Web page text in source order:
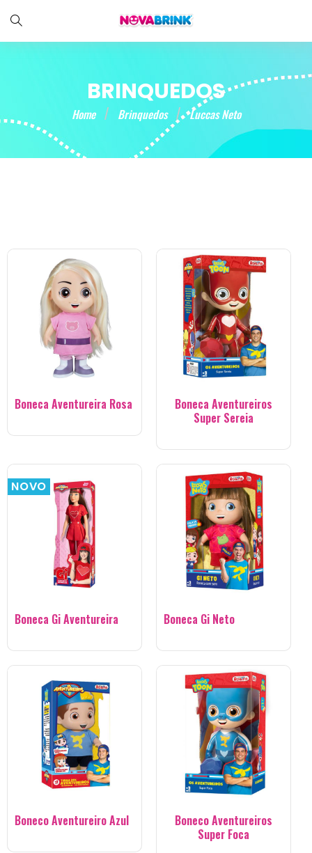
BRINQUEDOS
Home Brinquedos Luccas Neto
Boneca Aventureira Rosa
Boneca Aventureiros
Super Sereia
NOVO
Boneca Gi Aventureira Boneca Gi Neto
Boneco Aventureiro Azul
Boneco Aventureiros
Super Foca